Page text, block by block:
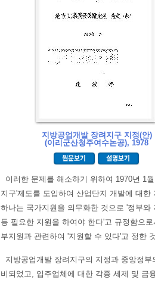
지방공업개발 장려지구 지정(안)
(이리군산청주여수논공), 1978
이러한 문제를 해소하기 위하여 1970년 1
지구'제도를 도입하여 산업단지 개발에 대
하나는 국가지원을 의무화한 것으로 '정부
등 필요한 지원을 하여야 한다'고 규정함으
부지원과 관련하여 '지원할 수 있다'고 정한
지방공업개발 장려지구의 지정과 중앙정
비되었고, 입주업체에 대한 각종 세제 및 금